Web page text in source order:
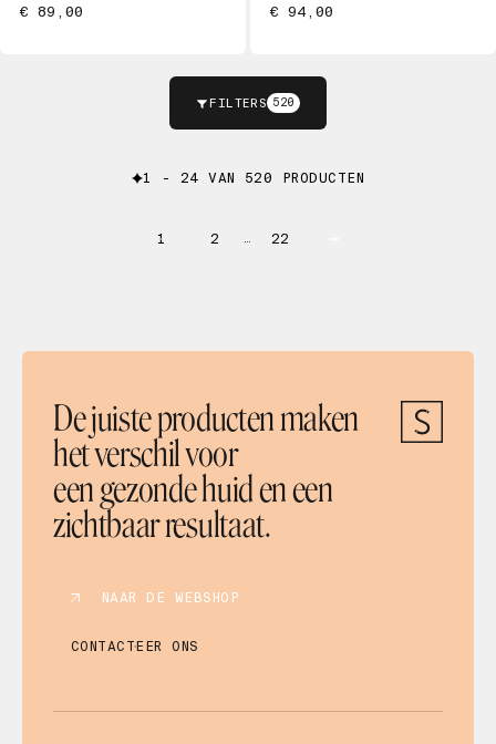
€ 89,00 € 94,00
FILTERS 520
1 - 24 VAN 520 PRODUCTEN
1 2 … 22
De juiste producten maken
het verschil voor
een gezonde huid en een
zichtbaar resultaat.
NAAR DE WEBSHOP
CONTACTEER ONS